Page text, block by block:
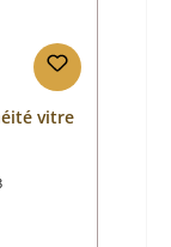
vitre